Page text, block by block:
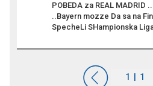
POBEDA za REAL MADRID
..Bayern mozze Da sa na
SpecheLi SHampionska